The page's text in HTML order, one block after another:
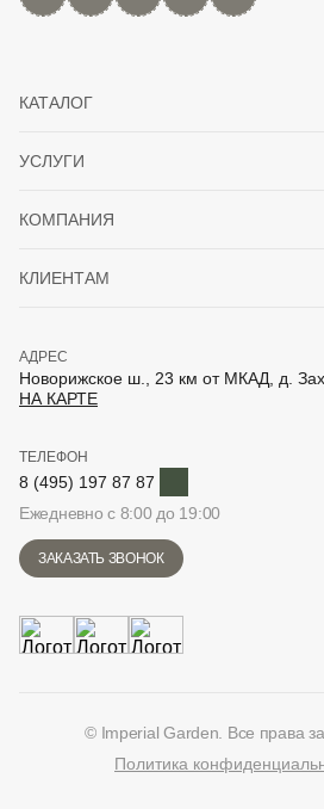
КАТАЛОГ
УСЛУГИ
КОМПАНИЯ
КЛИЕНТАМ
АДРЕС
Новорижское ш., 23 км от МКАД, д.
НА КАРТЕ
ТЕЛЕФОН
8 (495) 197 87 87
Ежедневно с 8:00 до 19:00
ЗАКАЗАТЬ ЗВОНОК
© Imperial Garden. Все права
Политика